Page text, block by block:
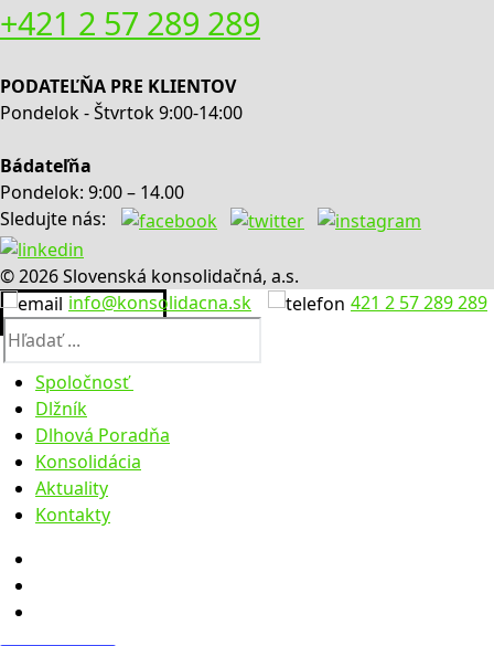
+421 2 57 289 289
PODATEĽŇA PRE KLIENTOV
Pondelok - Štvrtok 9:00-14:00
Bádateľňa
Pondelok: 9:00 – 14.00
Sledujte nás:
© 2026 Slovenská konsolidačná, a.s.
info@konsolidacna.sk
421 2 57 289 289
Spoločnosť
O nás
Výročné správy
Úradná tabuľa
Faktúry
Objednávky
Legislatíva
Zúčtovacie údaje
Dlžník
Dlhová Poradňa
Konsolidácia
Aktuality
Kontakty